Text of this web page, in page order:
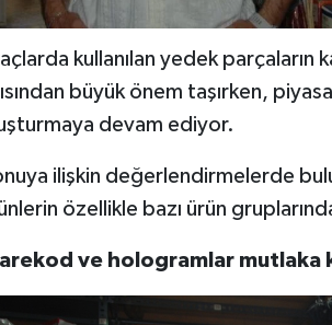
kullanılan yedek
büyük önem taşırken,
devam ediyor.
ilişkin değerlendirmelerde
özellikle bazı ürün
ve hologramlar